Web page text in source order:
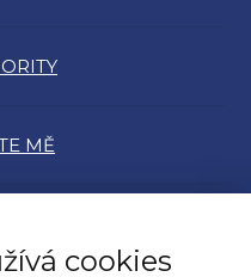
MĚ
cookies